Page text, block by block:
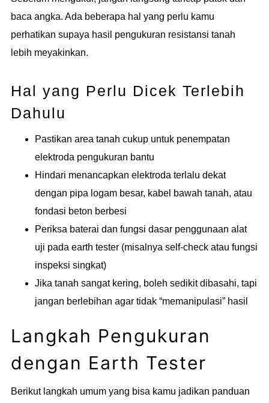
baca angka. Ada beberapa hal yang perlu kamu
perhatikan supaya hasil pengukuran resistansi tanah
lebih meyakinkan.
Hal yang Perlu Dicek Terlebih
Dahulu
Pastikan area tanah cukup untuk penempatan
elektroda pengukuran bantu
Hindari menancapkan elektroda terlalu dekat
dengan pipa logam besar, kabel bawah tanah, atau
fondasi beton berbesi
Periksa baterai dan fungsi dasar penggunaan alat
uji pada earth tester (misalnya self-check atau fungsi
inspeksi singkat)
Jika tanah sangat kering, boleh sedikit dibasahi, tapi
jangan berlebihan agar tidak “memanipulasi” hasil
Langkah Pengukuran
dengan Earth Tester
Berikut langkah umum yang bisa kamu jadikan panduan